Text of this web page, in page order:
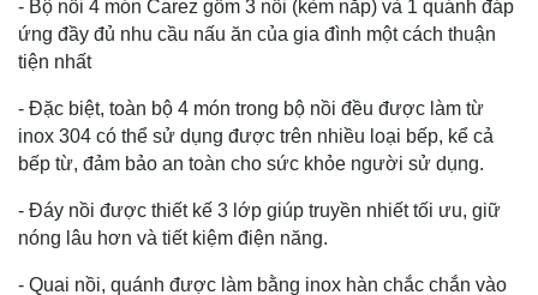
- Bộ nồi 4 món Carez gồm 3 nồi (kèm nắp) và 1 quánh đáp
ứng đầy đủ nhu cầu nấu ăn của gia đình một cách thuận
tiện nhất
- Đặc biệt, toàn bộ 4 món trong bộ nồi đều được làm từ
inox 304 có thể sử dụng được trên nhiều loại bếp, kể cả
bếp từ, đảm bảo an toàn cho sức khỏe người sử dụng.
- Đáy nồi được thiết kế 3 lớp giúp truyền nhiết tối ưu, giữ
nóng lâu hơn và tiết kiệm điện năng.
- Quai nồi, quánh được làm bằng inox hàn chắc chắn vào